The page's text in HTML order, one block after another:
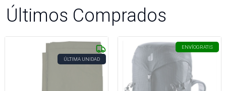
Últimos Comprados
ÚLTIMA UNIDAD
ENVÍOGRATIS